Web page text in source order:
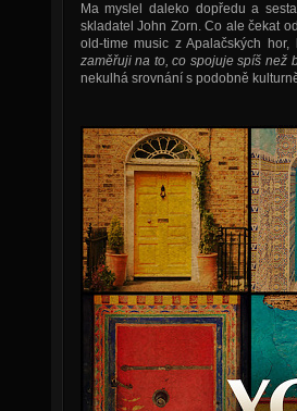
Ma myslel daleko dopředu a
skladatel John Zorn. Co ale čekat
old-time music z Apalačských
zaměřuji na to, co spojuje spíš než
nekulhá srovnání s podobně